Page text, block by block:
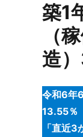
築1
（
造
令和6年
13.55％
「直近